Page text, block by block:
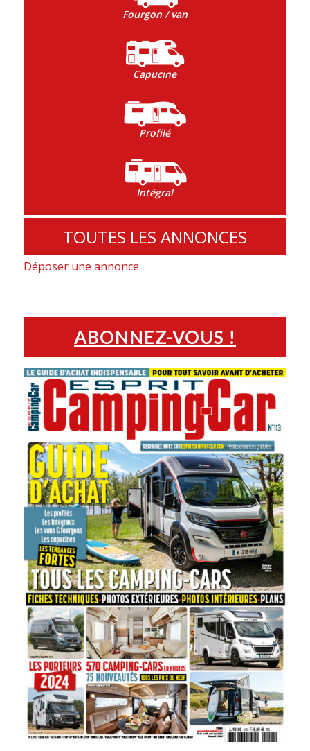
Fourgon / van
Capucine
Profilé
Intégral
TOUTES LES ANNONCES
Déposer une annonce
ABONNEZ-VOUS !